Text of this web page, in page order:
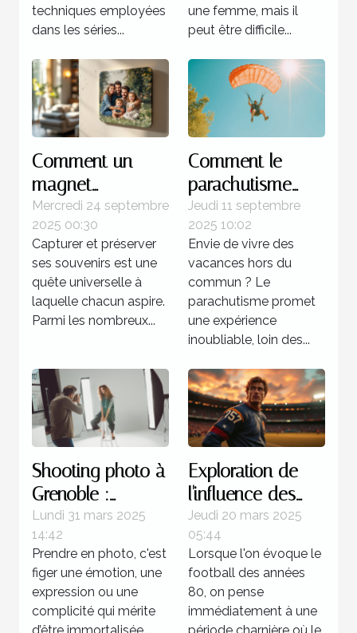
techniques employées
dans les séries...
une femme, mais il
peut être difficile...
Comment un
magnet
personnalisé peut
capturer vos
souvenirs
uniques ?
Mercredi 24 septembre
2025 00:30
Capturer et préserver
ses souvenirs est une
quête universelle à
laquelle chacun aspire.
Parmi les nombreux...
Comment le
parachutisme
peut transformer
votre perception
des vacances ?
Jeudi 11 septembre
2025 10:02
Envie de vivre des
vacances hors du
commun ? Le
parachutisme promet
une expérience
inoubliable, loin des...
Shooting photo à
Grenoble :
immortalisez vos
moments avec
un professionnel
Lundi 31 mars 2025
14:42
Prendre en photo, c'est
figer une émotion, une
expression ou une
complicité qui mérite
Exploration de
l'influence des
stratégies
offensives dans
le football des
années 80
Jeudi 20 mars 2025
05:44
Lorsque l'on évoque le
football des années
80, on pense
immédiatement à une